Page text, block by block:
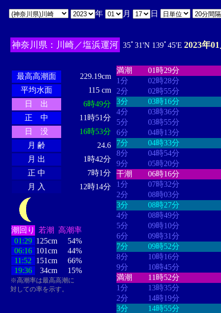
年 月 日
神奈川県：川崎／塩浜運河 35ﾟ31'N 139ﾟ45'E 2023年
最高高潮面
229.19cm
平均水面
115 cm
日 出
6時49分
正 中
11時51分
日 没
16時53分
月 齢
24.6
月 出
1時42分
正 中
7時1分
月 入
12時14分
潮回り 若潮 高潮率
01:29 125cm
54%
06:16 101cm
44%
11:52
151cm
66%
19:36
34cm 15%
※高潮率は最高高潮に
対しての率を示す。
満潮
01時29分
1分
02時28分
2分
02時55分
3分
03時16分
4分
03時36分
5分
03時55分
6分
04時13分
7分
04時33分
8分
04時54分
9分
05時20分
干潮
06時16分
1分
07時32分
2分
08時03分
3分
08時27分
4分
08時49分
5分
09時10分
6分
09時31分
7分
09時52分
8分
10時16分
9分
10時45分
満潮
11時52分
1分
13時35分
2分
14時19分
3分
14時55分